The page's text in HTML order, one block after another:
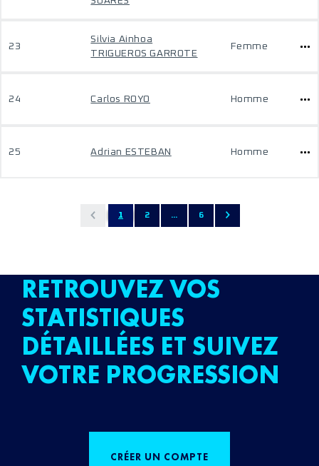
23
Silvia Ainhoa
TRIGUEROS GARROTE
Femme
24 Carlos ROYO Homme
25 Adrian ESTEBAN Homme
1 2 ... 6
RETROUVEZ VOS
STATISTIQUES
DÉTAILLÉES ET SUIVEZ
VOTRE PROGRESSION
CRÉER UN COMPTE